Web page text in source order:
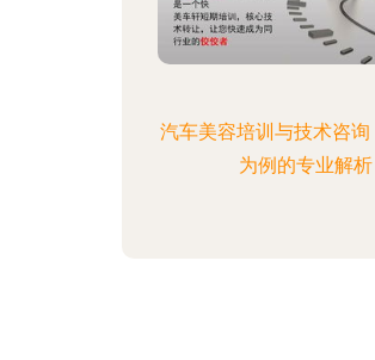
汽车美容培训与技术咨
为例的专业解析